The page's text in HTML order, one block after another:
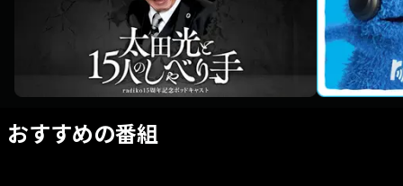
おすすめの番組